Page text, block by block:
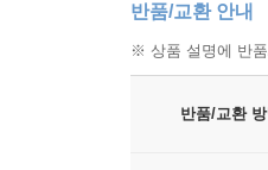
반품/교환 안내
※ 상품 설명에 반
반품/교환 방